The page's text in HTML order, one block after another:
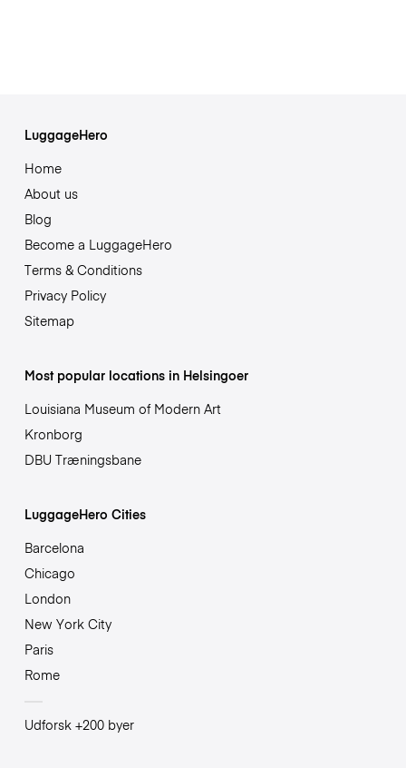
LuggageHero
Home
About us
Blog
Become a LuggageHero
Terms & Conditions
Privacy Policy
Sitemap
Most popular locations in Helsingoer
Louisiana Museum of Modern Art
Kronborg
DBU Træningsbane
LuggageHero Cities
Barcelona
Chicago
London
New York City
Paris
Rome
Udforsk +200 byer